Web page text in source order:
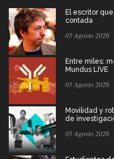
El escritor
contada
05 Agosto 2026
Entre miles:
Mundus LIVE
05 Agosto 2026
Movilidad y
de
05 Agosto 2026